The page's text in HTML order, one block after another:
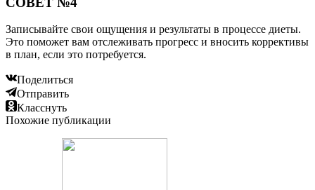
Записывайте свои ощущения и результаты в процессе диеты.
Это поможет вам отслеживать прогресс и вносить коррективы
в план, если это потребуется.
Поделиться
Отправить
Класснуть
Похожие публикации